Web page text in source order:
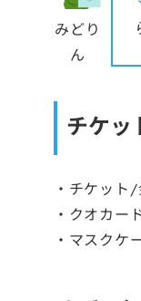
みどり
ん
チケッ
・チケット
・クオカー
・マスクケ